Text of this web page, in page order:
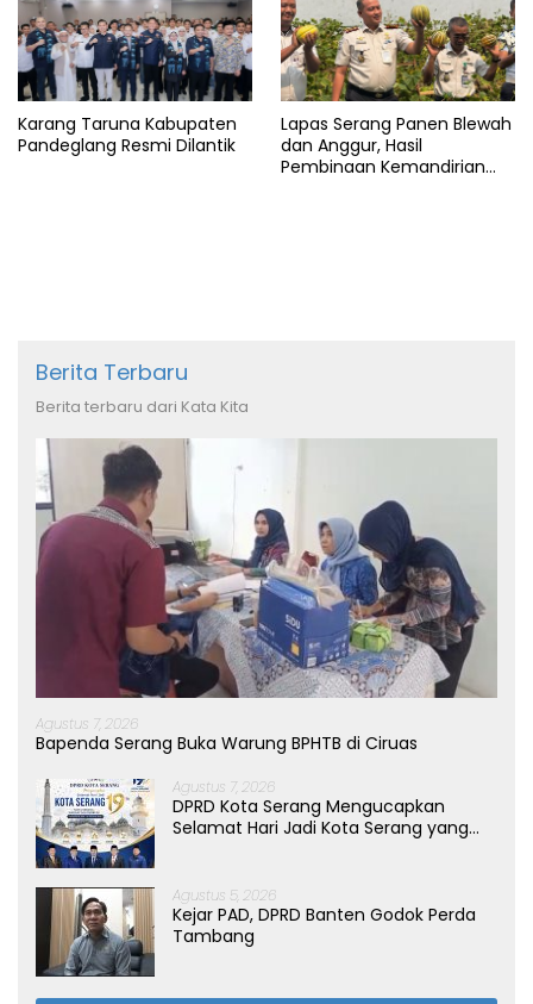
Karang Taruna Kabupaten
Pandeglang Resmi Dilantik
Lapas Serang Panen Blewah
dan Anggur, Hasil
Pembinaan Kemandirian
Berita Terbaru
Berita terbaru dari Kata Kita
Agustus 7, 2026
Bapenda Serang Buka Warung BPHTB di Ciruas
Agustus 7, 2026
DPRD Kota Serang Mengucapkan
Selamat Hari Jadi Kota Serang yang
Agustus 5, 2026
Kejar PAD, DPRD Banten Godok Perda
Tambang